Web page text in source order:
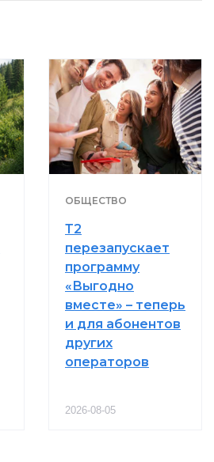
ОБЩЕСТВО
Т2
перезапускает
программу
«Выгодно
вместе» – теперь
и для абонентов
других
операторов
2026-08-05